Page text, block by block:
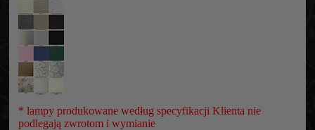
* lampy produkowane według specyfikacji Klienta nie
podlegają zwrotom i wymianie